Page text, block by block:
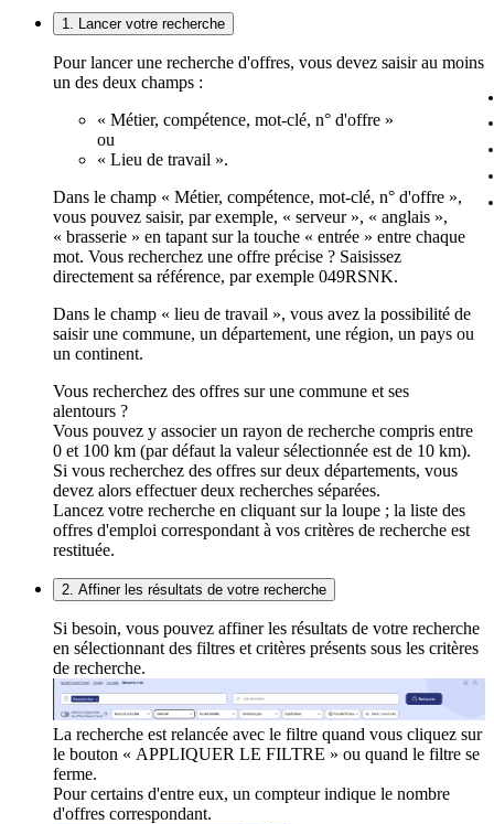
1. Lancer votre recherche
Pour lancer une recherche d'offres, vous devez saisir au moins
un des deux champs :
« Métier, compétence, mot-clé, n° d'offre »
ou
« Lieu de travail ».
Dans le champ « Métier, compétence, mot-clé, n° d'offre »,
vous pouvez saisir, par exemple, « serveur », « anglais »,
« brasserie » en tapant sur la touche « entrée » entre chaque
mot. Vous recherchez une offre précise ? Saisissez
directement sa référence, par exemple 049RSNK.
Dans le champ « lieu de travail », vous avez la possibilité de
saisir une commune, un département, une région, un pays ou
un continent.
Vous recherchez des offres sur une commune et ses
alentours ?
Vous pouvez y associer un rayon de recherche compris entre
0 et 100 km (par défaut la valeur sélectionnée est de 10 km).
Si vous recherchez des offres sur deux départements, vous
devez alors effectuer deux recherches séparées.
Lancez votre recherche en cliquant sur la loupe ; la liste des
offres d'emploi correspondant à vos critères de recherche est
restituée.
2. Affiner les résultats de votre recherche
Si besoin, vous pouvez affiner les résultats de votre recherche
en sélectionnant des filtres et critères présents sous les critères
de recherche.
La recherche est relancée avec le filtre quand vous cliquez sur
le bouton « APPLIQUER LE FILTRE » ou quand le filtre se
ferme.
Pour certains d'entre eux, un compteur indique le nombre
d'offres correspondant.